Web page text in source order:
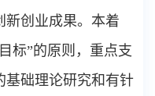
新创业成果。本着
标”的原则，重点支
基础理论研究和有针